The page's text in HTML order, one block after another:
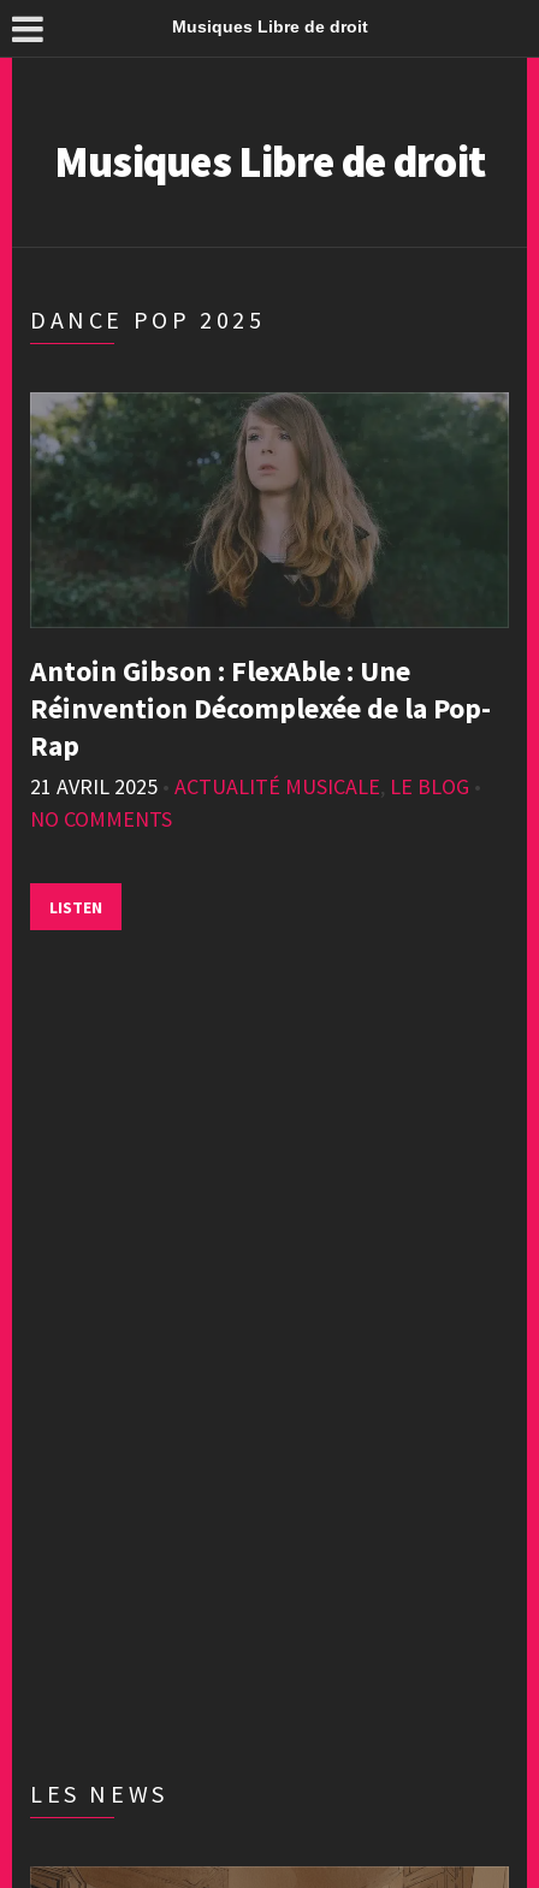
Musiques Libre de droit
Musiques Libre de droit
DANCE POP 2025
Antoin Gibson : FlexAble : Une
Réinvention Décomplexée de la Pop-
Rap
21 AVRIL 2025 • ACTUALITÉ MUSICALE, LE BLOG •
NO COMMENTS
LISTEN
LES NEWS